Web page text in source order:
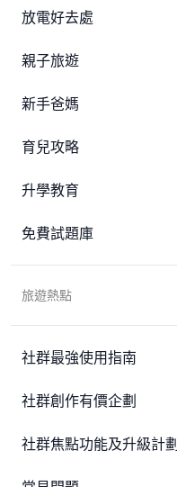
放電好去處
親子旅遊
新手爸媽
育兒攻略
升學教育
免費試題庫
旅遊熱點
社群最強使用指南
社群創作有價企劃
社群焦點功能及升級計劃